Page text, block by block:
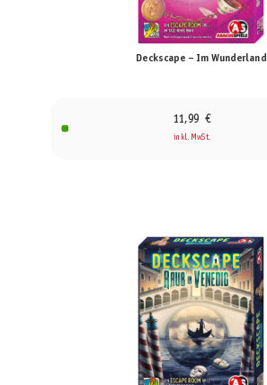
Deckscape – Im Wunderland
11,99 €
inkl. MwSt.